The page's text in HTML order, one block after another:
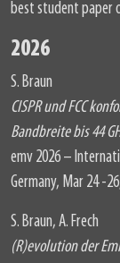
best student paper
2026
S. Braun
CISPR und FCC
Bandbreite bis 44
emv 2026 –
Germany, Mar 24 -
S. Braun, A. Frech
(R)evolution der